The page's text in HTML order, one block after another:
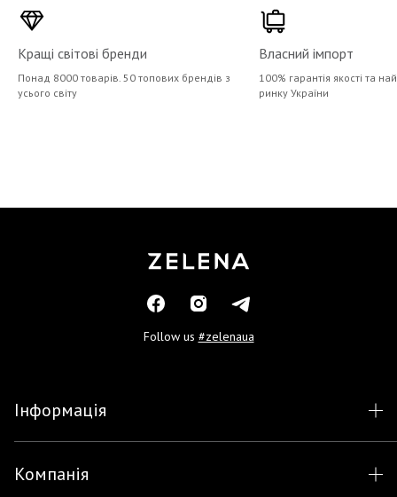
Кращі світові бренди
Понад 8000 товарів. 50 топових брендів з
усього світу
Власний імпорт
100% гарантія якості та
ринку України
Follow us #zelenaua
Інформація
Компанія